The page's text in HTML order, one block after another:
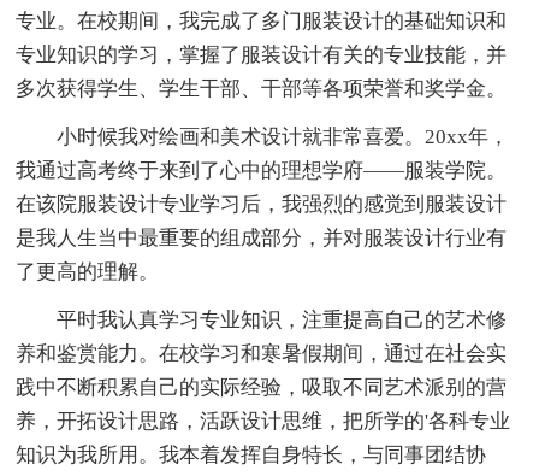
专业。在校期间，我完成了多门服装设计的基础知识和
专业知识的学习，掌握了服装设计有关的专业技能，并
多次获得学生、学生干部、干部等各项荣誉和奖学金。
小时候我对绘画和美术设计就非常喜爱。20xx年，
我通过高考终于来到了心中的理想学府——服装学院。
在该院服装设计专业学习后，我强烈的感觉到服装设计
是我人生当中最重要的组成部分，并对服装设计行业有
了更高的理解。
平时我认真学习专业知识，注重提高自己的艺术修
养和鉴赏能力。在校学习和寒暑假期间，通过在社会实
践中不断积累自己的实际经验，吸取不同艺术派别的营
养，开拓设计思路，活跃设计思维，把所学的'各科专业
知识为我所用。我本着发挥自身特长，与同事团结协